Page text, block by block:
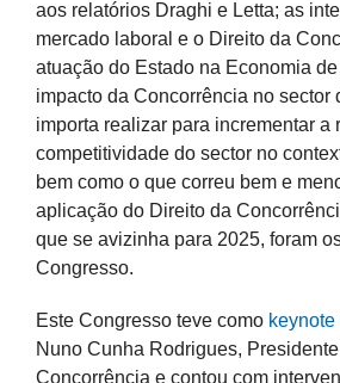
aos relatórios Draghi e Letta; as
mercado laboral e o Direito da
atuação do Estado na Economia
impacto da Concorrência no sector
importa realizar para incrementar a
competitividade do sector no
bem como o que correu bem e
aplicação do Direito da
que se avizinha para 2025, foram
Congresso.
Este Congresso teve como
Nuno Cunha Rodrigues,
Concorrência e contou com